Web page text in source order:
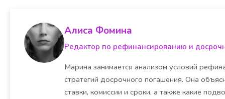
Алиса Фомина
Редактор по рефинансированию и
Марина занимается анализом условий
стратегий досрочного погашения. Она
ставки, комиссии и сроки, а также какие